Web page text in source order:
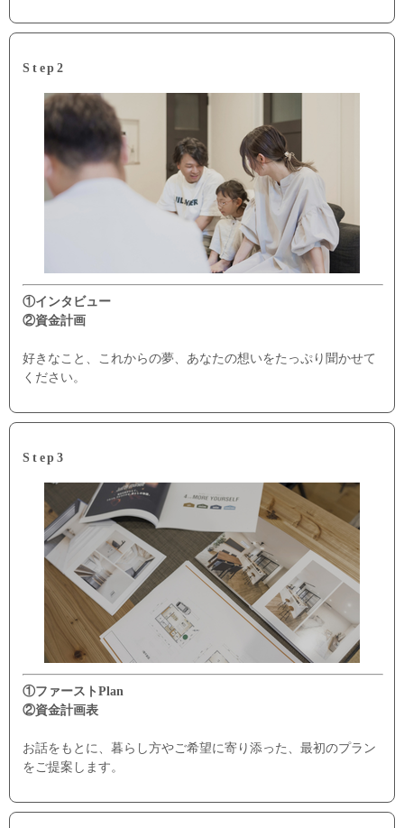
Step2
①インタビュー
②資金計画
好きなこと、これからの夢、あなたの想いをたっぷり聞かせて
ください。
Step3
①ファーストPlan
②資金計画表
お話をもとに、暮らし方やご希望に寄り添った、最初のプラン
をご提案します。